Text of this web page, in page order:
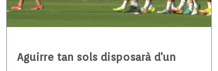
Aguirre tan sols disposarà d'un